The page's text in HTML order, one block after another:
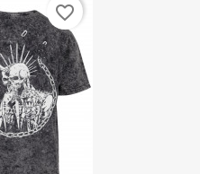
favorite_border